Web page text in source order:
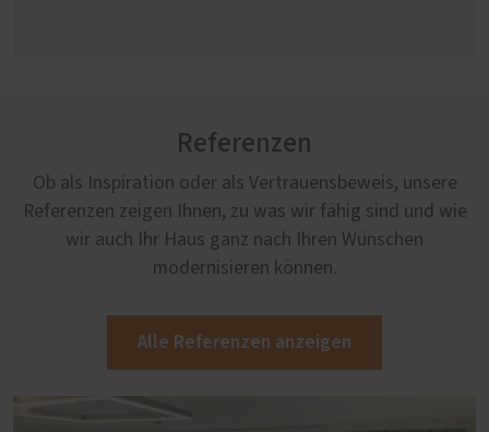
Referenzen
Ob als Inspiration oder als Vertrauensbeweis, unsere
Referenzen zeigen Ihnen, zu was wir fähig sind und wie
wir auch Ihr Haus ganz nach Ihren Wünschen
modernisieren können.
Alle Referenzen anzeigen